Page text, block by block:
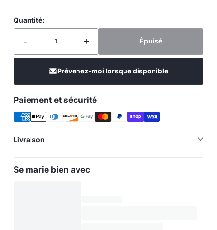
Quantité:
- + Épuisé
Prévenez-moi lorsque disponible
Paiement et sécurité
Livraison
Se marie bien avec